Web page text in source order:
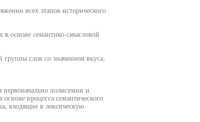
всех этапов исторического
основе семантико-смысловой
слов со значением вкуса;
первоначально полисемии и
процесса семантического
входящие в лексическую